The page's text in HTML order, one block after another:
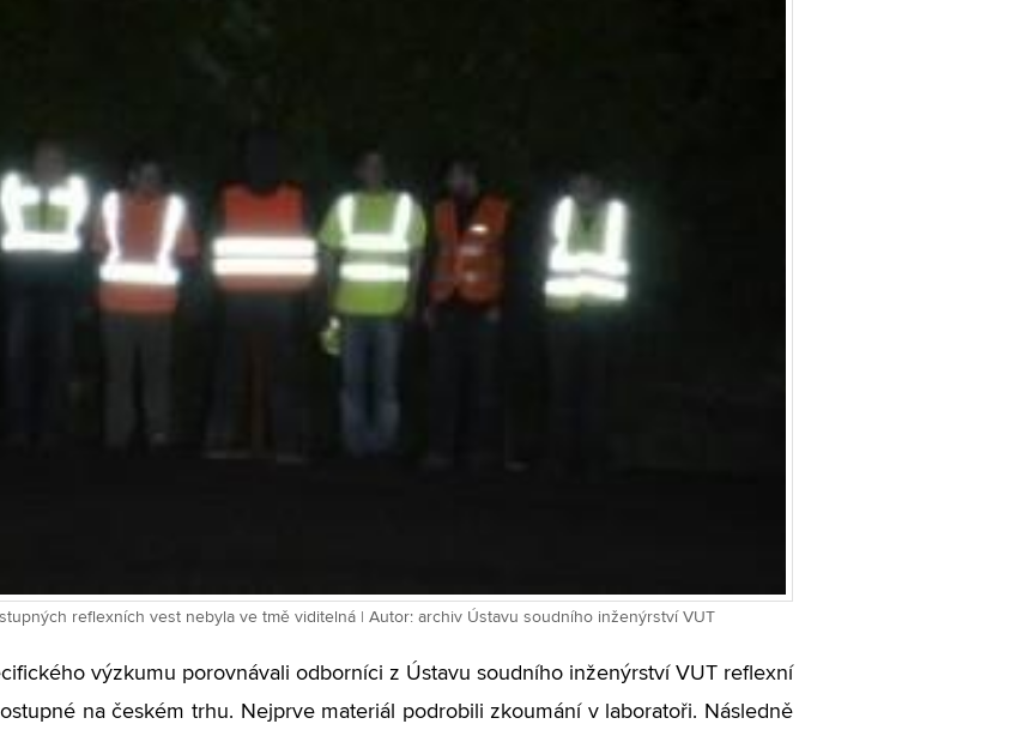
reflexních vest nebyla ve tmě viditelná | Autor: archiv Ústavu soudního inženýrství VUT
výzkumu porovnávali odborníci z Ústavu soudního inženýrství VUT reflexní
na českém trhu. Nejprve materiál podrobili zkoumání v laboratoři. Následně